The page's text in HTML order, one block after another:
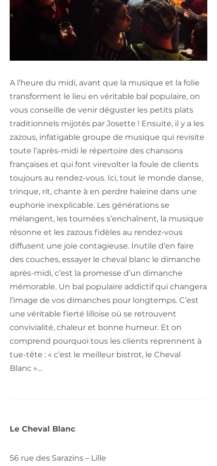
A l’heure du midi, avant que la musique et la folie
transforment le lieu en véritable bal populaire, on
vous conseille de venir déguster les petits plats
traditionnels mijotés par Josette ! Ensuite, il y a les
zazous, infatigable groupe de musique qui revisite
toute l’après-midi le répertoire des chansons
françaises et qui font virevolter la foule de clients
toujours au rendez-vous. Ici, tout le monde danse,
trinque, rit, chante à en perdre haleine dans une
euphorie inexplicable. Les générations se
mélangent, les tournées s’enchaînent, la musique
résonne et les zazous fidèles au rendez-vous
diffusent une joie contagieuse. Inutile d’en faire
des couches, essayer le cheval blanc le dimanche
après-midi, c’est la promesse d’un dimanche
mémorable. Un bal populaire addictif qui changera
l’image de vos dimanches pour longtemps. C’est
une véritable fierté lilloise où se retrouvent
convivialité, chaleur et bonne humeur. Et on
comprend pourquoi tous les clients reprennent à
tue-tête : « c’est le meilleur bistrot, le Cheval
Blanc »…
Le Cheval Blanc
56 rue des Sarazins – Lille